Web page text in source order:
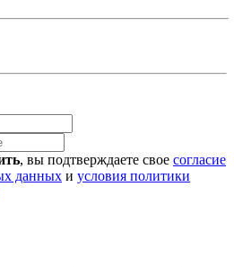
, вы подтверждаете свое согласие
данных и условия политики